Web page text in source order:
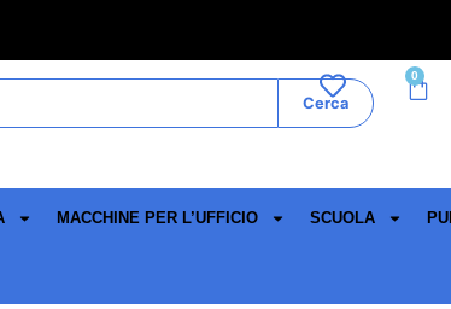
Cerca
0
MACCHINE PER L’UFFICIO SCUOLA